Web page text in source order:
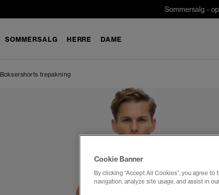
Sommersalg -
SOMMERSALG HERRE DAME
Boksershorts trepakning
Cookie Banner
By clicking “Accept All Cookies”, you agree
navigation, analyze site usage, and assist in